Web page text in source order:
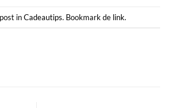
inCadeautips. Bookmark de link.